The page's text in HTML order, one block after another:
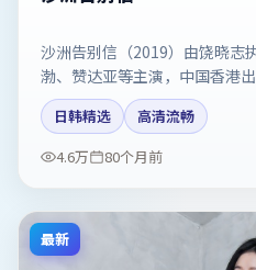
沙洲告别信（2019）由饶晓志
渤、赞达亚等主演，中国香港
剪辑强化了宿命感。剧情简介
映日期以片方资料为准。
日韩精选
高清流畅
4.6万
80个月前
最新